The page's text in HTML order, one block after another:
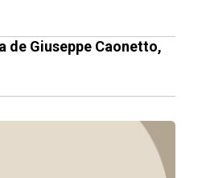
de Giuseppe Caonetto,